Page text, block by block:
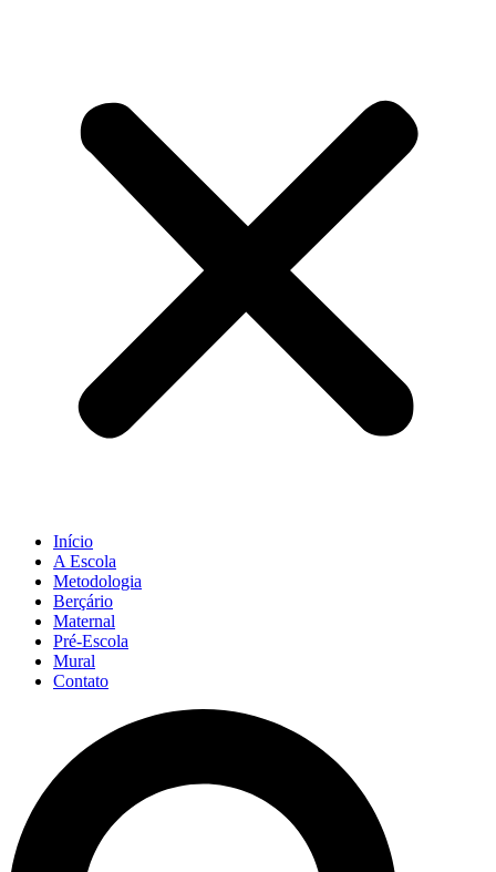
Início
A Escola
Metodologia
Berçário
Maternal
Pré-Escola
Mural
Contato